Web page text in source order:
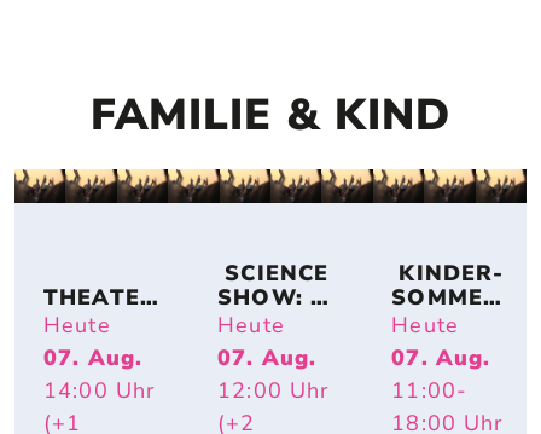
FAMILIE & KIND
THEATER
KOLLEKT
IV
KA2OH –
DU. WIR.
UND ICH.
Heute
07. Aug.
14:00 Uhr
(+1
SCIENCE
SHOW:
TIERISCH
HEISS – W
ARUM R
OTE W
ANGEN U
Heute
07. Aug.
12:00 Uhr
(+2
KINDER-
SOMMER-
ACTION
Heute
07. Aug.
11:00-
18:00 Uhr